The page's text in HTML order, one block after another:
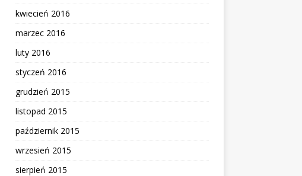
kwiecień 2016
marzec 2016
luty 2016
styczeń 2016
grudzień 2015
listopad 2015
październik 2015
wrzesień 2015
sierpień 2015